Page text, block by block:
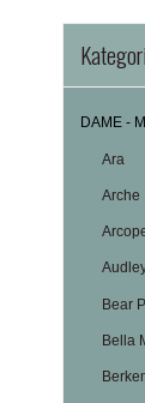
DAME -
Ara
Arche
Bear
Bella